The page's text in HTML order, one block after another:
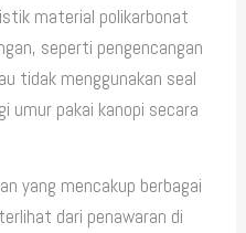
material polikarbonat
seperti pengencangan
tidak menggunakan seal
umur pakai kanopi secara
yang mencakup berbagai
dari penawaran di